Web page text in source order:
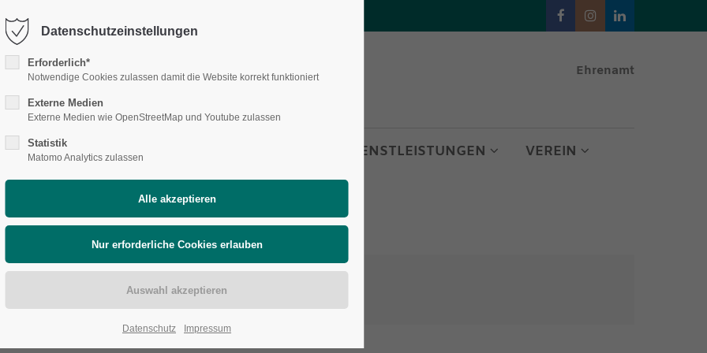
dolor sit amet:
/ 365days
support for our customers
8:00am - 5:00pm
Get in touch
San Francisco, CA 94102
Drop us a line
info@yourdomain.com
Aenean massa. Cum sociis natoque
ev.de
DIENSTLEISTUNGEN VEREIN
Ehrenamt
Datenschutzeinstellungen
Erforderlich*
Notwendige Cookies zulassen damit die Website korrekt funktioniert
Externe Medien
Externe Medien wie OpenStreetMap und Youtube zulassen
Statistik
Matomo Analytics zulassen
Datenschutz Impressum